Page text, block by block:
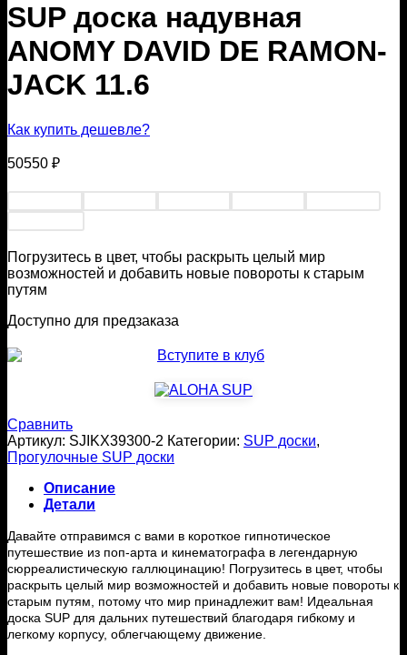
SUP доска надувная
ANOMY DAVID DE RAMON-
JACK 11.6
Как купить дешевле?
50550 ₽
Погрузитесь в цвет, чтобы раскрыть целый мир
возможностей и добавить новые повороты к старым
путям
Доступно для предзаказа
Сравнить
Артикул: SJIKX39300-2 Категории: SUP доски,
Прогулочные SUP доски
Описание
Детали
Давайте отправимся с вами в короткое гипнотическое
путешествие из поп-арта и кинематографа в легендарную
сюрреалистическую галлюцинацию! Погрузитесь в цвет, чтобы
раскрыть целый мир возможностей и добавить новые повороты к
старым путям, потому что мир принадлежит вам! Идеальная
доска SUP для дальних путешествий благодаря гибкому и
легкому корпусу, облегчающему движение.